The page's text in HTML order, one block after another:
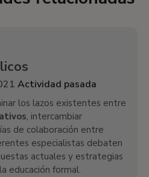
Actividad pasada
los lazos existentes entre
, intercambiar
de colaboración entre
especialistas debaten
actuales y estrategias
educación formal.